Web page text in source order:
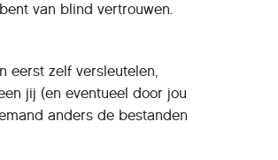
van blind vertrouwen.
eerst zelf versleutelen,
jij (en eventueel door jou
anders de bestanden